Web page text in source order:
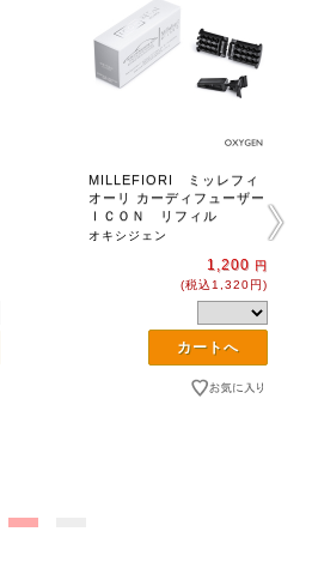
MILLEFIORI ミッレフィ
オーリ カーディフューザー
ＩＣＯＮ リフィル
オキシジェン
1,200 円
(税込1,320円)